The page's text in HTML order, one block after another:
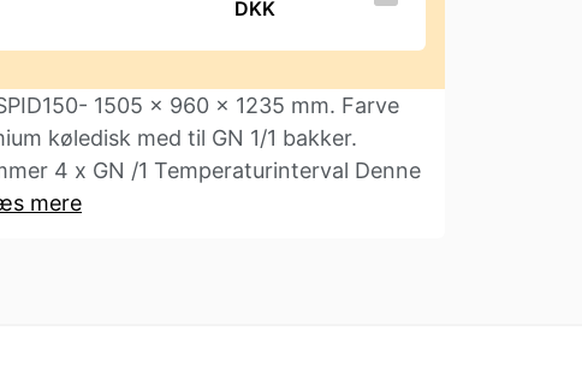
DKK
1505 x 960 x 1235 mm. Farve
køledisk med til GN 1/1 bakker.
4 x GN /1 Temperaturinterval Denne
mere